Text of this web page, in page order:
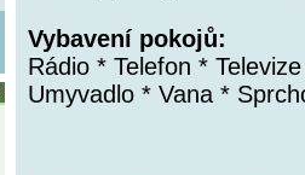
Vybavení pokojů:
Rádio * Telefon *
Umyvadlo * Vana *